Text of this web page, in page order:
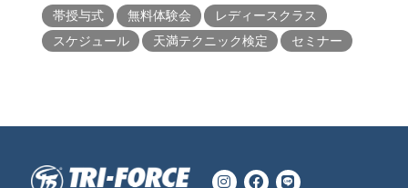
帯授与式 無料体験会
レディースクラス
スケジュール
天満テクニック検定 セミナー